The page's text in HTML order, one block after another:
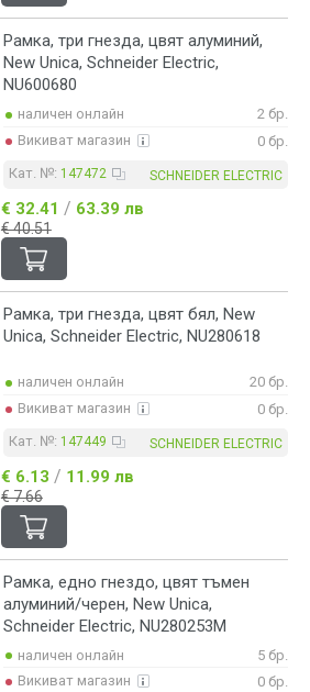
Рамка, три гнезда, цвят алуминий,
New Unica, Schneider Electric,
NU600680
наличен онлайн
2 бр.
Викиват магазин
0 бр.
Кат. №: 147472 SCHNEIDER ELECTRIC
€ 32.41 / 63.39 лв
€ 40.51
Рамка, три гнезда, цвят бял, New
Unica, Schneider Electric, NU280618
наличен онлайн
20 бр.
Викиват магазин
0 бр.
Кат. №: 147449 SCHNEIDER ELECTRIC
€ 6.13 / 11.99 лв
€ 7.66
Рамка, едно гнездо, цвят тъмен
алуминий/черен, New Unica,
Schneider Electric, NU280253M
наличен онлайн
5 бр.
Викиват магазин
0 бр.